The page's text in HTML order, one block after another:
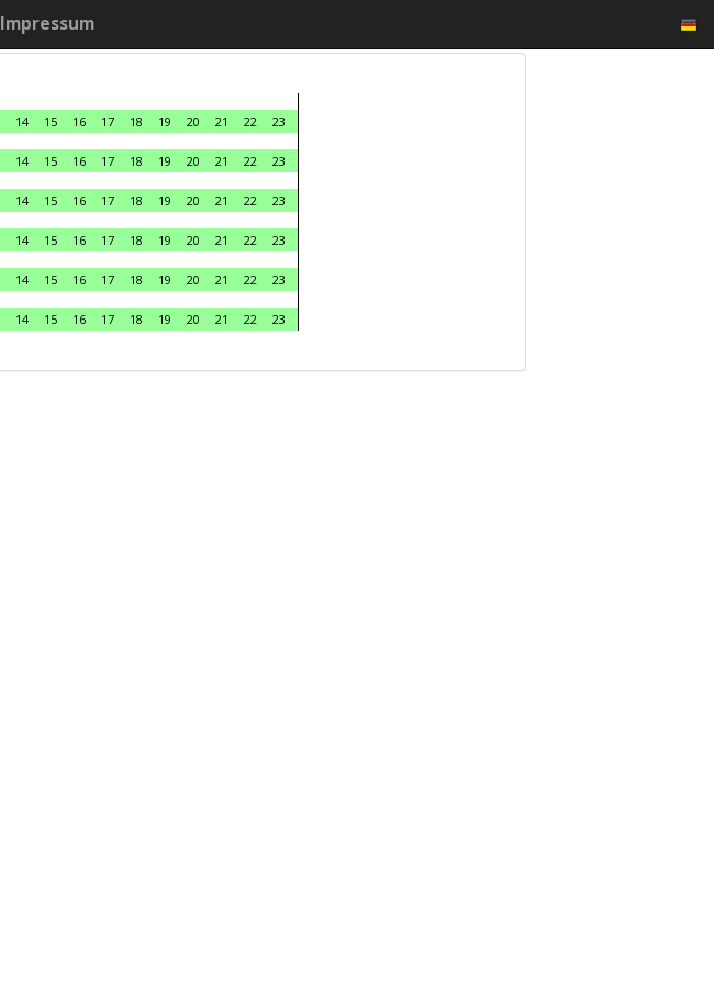
Impressum
14 15 16 17 18 19 20 21 22
23
14 15 16 17 18 19 20 21 22
23
14 15 16 17 18 19 20 21 22
23
14 15 16 17 18 19 20 21 22
23
14 15 16 17 18 19 20 21 22
23
14 15 16 17 18 19 20 21 22
23